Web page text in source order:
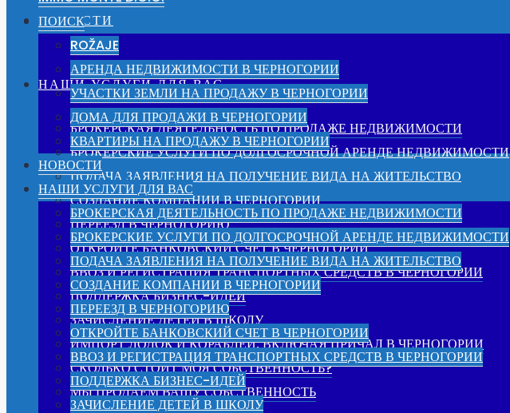
НОВОСТИ
НАШИ УСЛУГИ ДЛЯ ВАС
БРОКЕРСКАЯ ДЕЯТЕЛЬНОСТЬ ПО ПРОДАЖЕ НЕДВИЖИМОСТИ
БРОКЕРСКИЕ УСЛУГИ ПО ДОЛГОСРОЧНОЙ АРЕНДЕ НЕДВИЖИМОСТИ
ПОДАЧА ЗАЯВЛЕНИЯ НА ПОЛУЧЕНИЕ ВИДА НА ЖИТЕЛЬСТВО
СОЗДАНИЕ КОМПАНИИ В ЧЕРНОГОРИИ
ПЕРЕЕЗД В ЧЕРНОГОРИЮ
ОТКРОЙТЕ БАНКОВСКИЙ СЧЕТ В ЧЕРНОГОРИИ
ВВОЗ И РЕГИСТРАЦИЯ ТРАНСПОРТНЫХ СРЕДСТВ В ЧЕРНОГОРИИ
ПОДДЕРЖКА БИЗНЕС-ИДЕЙ
ЗАЧИСЛЕНИЕ ДЕТЕЙ В ШКОЛУ
ИМПОРТ ЛОДОК И КОРАБЛЕЙ, ВКЛЮЧАЯ ПРИЧАЛ В ЧЕРНОГОРИИ
СКОЛЬКО СТОИТ МОЯ СОБСТВЕННОСТЬ?
МЫ ПРОДАЕМ ВАШУ СОБСТВЕННОСТЬ
ПОИСК
ROŽAJE
АРЕНДА НЕДВИЖИМОСТИ В ЧЕРНОГОРИИ
УЧАСТКИ ЗЕМЛИ НА ПРОДАЖУ В ЧЕРНОГОРИИ
ДОМА ДЛЯ ПРОДАЖИ В ЧЕРНОГОРИИ
КВАРТИРЫ НА ПРОДАЖУ В ЧЕРНОГОРИИ
НОВОСТИ
НАШИ УСЛУГИ ДЛЯ ВАС
БРОКЕРСКАЯ ДЕЯТЕЛЬНОСТЬ ПО ПРОДАЖЕ НЕДВИЖИМОСТИ
БРОКЕРСКИЕ УСЛУГИ ПО ДОЛГОСРОЧНОЙ АРЕНДЕ НЕДВИЖИМОСТИ
ПОДАЧА ЗАЯВЛЕНИЯ НА ПОЛУЧЕНИЕ ВИДА НА ЖИТЕЛЬСТВО
СОЗДАНИЕ КОМПАНИИ В ЧЕРНОГОРИИ
ПЕРЕЕЗД В ЧЕРНОГОРИЮ
ОТКРОЙТЕ БАНКОВСКИЙ СЧЕТ В ЧЕРНОГОРИИ
ВВОЗ И РЕГИСТРАЦИЯ ТРАНСПОРТНЫХ СРЕДСТВ В ЧЕРНОГОРИИ
ПОДДЕРЖКА БИЗНЕС-ИДЕЙ
ЗАЧИСЛЕНИЕ ДЕТЕЙ В ШКОЛУ